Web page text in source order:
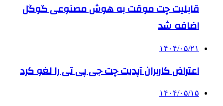
قابلیت چت موقت به هوش مصنوعی گوگل
اضافه شد
۱۴۰۴/۰۵/۲۱
اعتراض کاربران آپدیت چت جی پی تی را لغو کرد
۱۴۰۴/۰۵/۱۵